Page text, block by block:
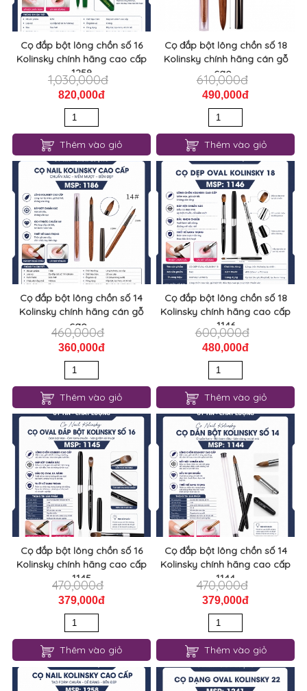
Cọ đắp bột lông chồn số 16
Kolinsky chính hãng cao cấp
1259
1,030,000đ
820,000đ
Thêm vào giỏ
Cọ đắp bột lông chồn số 18
Kolinsky chính hãng cán gỗ
cao...
610,000đ
490,000đ
Thêm vào giỏ
Cọ đắp bột lông chồn số 14
Kolinsky chính hãng cán gỗ
cao...
460,000đ
360,000đ
Thêm vào giỏ
Cọ đắp bột lông chồn số 18
Kolinsky chính hãng cao cấp
1146
600,000đ
480,000đ
Thêm vào giỏ
Cọ đắp bột lông chồn số 16
Kolinsky chính hãng cao cấp
1145
470,000đ
379,000đ
Thêm vào giỏ
Cọ đắp bột lông chồn số 14
Kolinsky chính hãng cao cấp
1144
470,000đ
379,000đ
Thêm vào giỏ